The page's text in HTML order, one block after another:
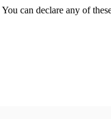
can declare any of